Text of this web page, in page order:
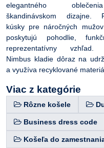
elegantného
škandinávskom dizajne.
kúsky pre náročných
poskytujú pohodlie,
reprezentatívny vzhľad.
Nimbus kladie dôraz na
a využíva recyklované
Viac z kategórie
Rôzne košele
Business dress code
Košeľa do